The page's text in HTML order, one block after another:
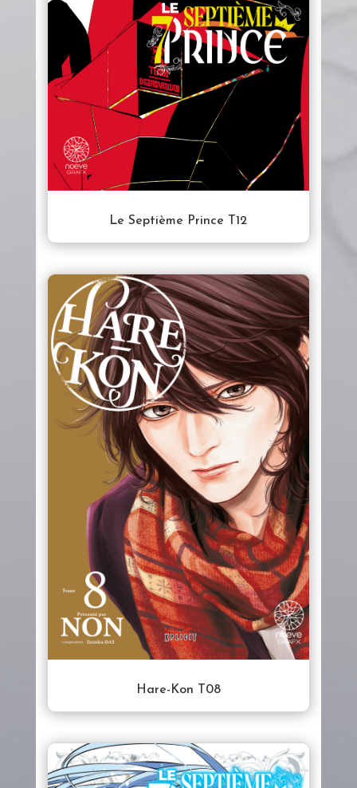
Le Septième Prince T12
Hare-Kon T08